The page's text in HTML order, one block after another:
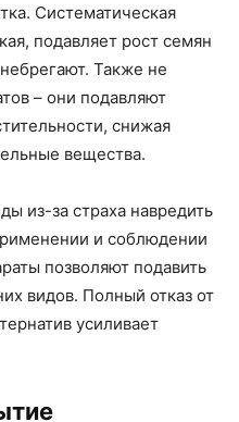
Систематическая
подавляет рост семян
Также не
– они подавляют
снижая
вещества.
из-за страха навредить
и соблюдении
позволяют подавить
видов. Полный отказ от
усиливает